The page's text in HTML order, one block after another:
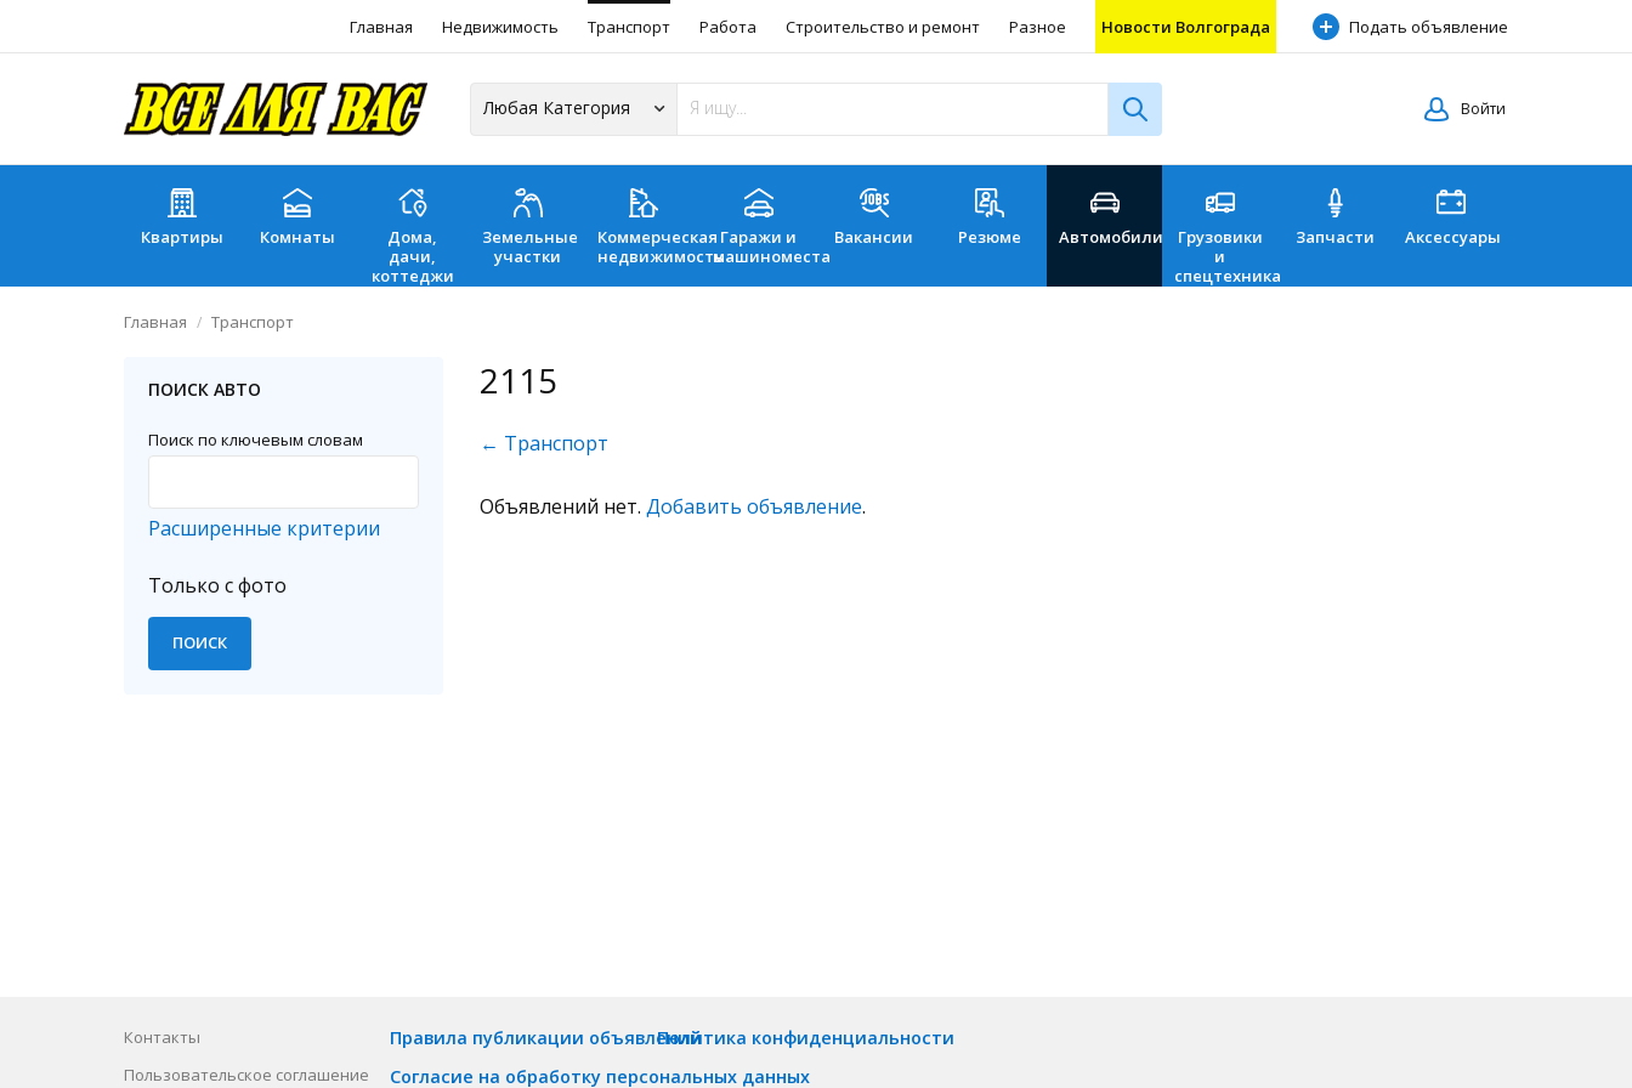
Главная Недвижимость Транспорт Работа Строительство и ремонт Разное Новости Волгограда Подать объявление
Войти
Квартиры Комнаты
Дома,
дачи,
коттеджи
Земельные
участки
Коммерческая
недвижимость
Гаражи и
машиноместа
Вакансии Резюме Автомобили
Грузовики
и
спецтехника
Запчасти Аксессуары
Главная Транспорт
ПОИСК АВТО
Поиск по ключевым словам
Расширенные критерии
Только с фото
2115
← Транспорт
Объявлений нет. Добавить объявление.
Контакты
Пользовательское соглашение
Правила публикации объявлений
Согласие на обработку персональных данных
Политика конфиденциальности